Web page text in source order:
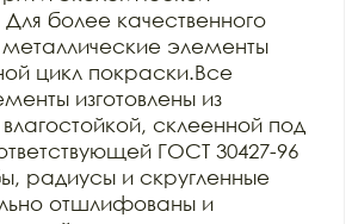
более качественного
элементы
цикл покраски.Все
изготовлены из
склеенной под
ГОСТ 30427-96
радиусы и скругленные
отшлифованы и